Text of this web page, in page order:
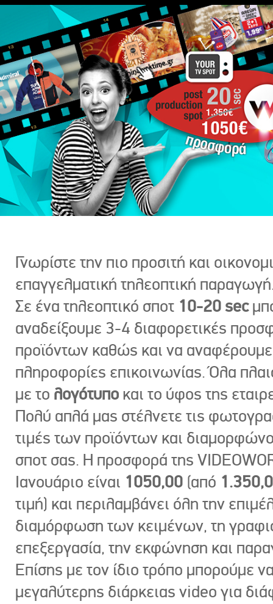
Γνωρίστε την πιο προσιτή και
επαγγελματική τηλεοπτική
Σε ένα τηλεοπτικό σποτ 10-20 sec
αναδείξουμε 3-4 διαφορετικές
προϊόντων καθώς και να
πληροφορίες επικοινωνίας. Όλα
με το λογότυπο και το ύφος της
Πολύ απλά μας στέλνετε τις
τιμές των προϊόντων και
σποτ σας. Η προσφορά της
Ιανουάριο είναι 1050,00 (από
τιμή) και περιλαμβάνει όλη την
διαμόρφωση των κειμένων, τη
επεξεργασία, την εκφώνηση και
Επίσης με τον ίδιο τρόπο μπορούμε
μεγαλύτερης διάρκειας video για